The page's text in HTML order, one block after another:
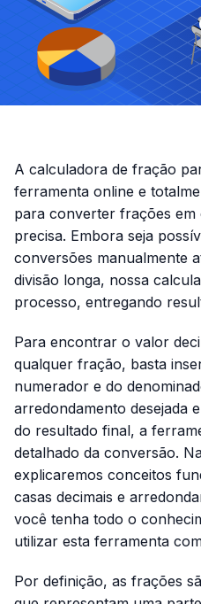
A calculadora de fração
ferramenta online e
para converter frações em
precisa. Embora seja
conversões manualmente
divisão longa, nossa
processo, entregando
Para encontrar o valor
qualquer fração, basta
numerador e do
arredondamento desejada
do resultado final, a
detalhado da conversão.
explicaremos conceitos
casas decimais e
você tenha todo o
utilizar esta ferramenta
Por definição, as frações